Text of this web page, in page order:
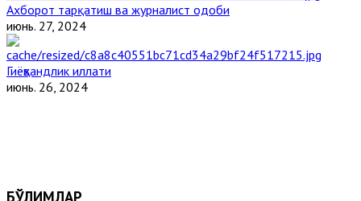
Ахборот тарқатиш ва журналист одоби
июнь. 27, 2024
Гиёҳвандлик иллати
июнь. 26, 2024
БЎЛИМЛАР